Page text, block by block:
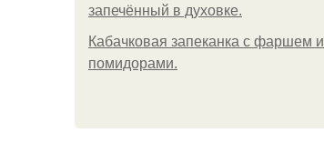
запечённый в духовке.
Кабачковая запеканка с фаршем и
помидорами.